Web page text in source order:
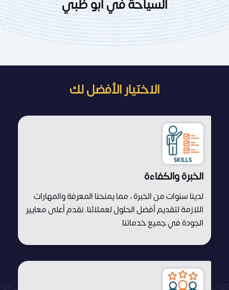
السياحة في أبو ظبي
الاختيار الأفضل لك
الخبرة والكفاءة
لدينا سنوات من الخبرة ، مما يمنحنا المعرفة والمهارات
اللازمة لتقديم أفضل الحلول لعملائنا. نقدم أعلى معايير
الجودة في جميع خدماتنا